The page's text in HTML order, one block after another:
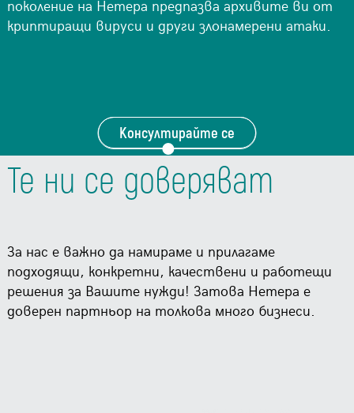
поколение на Нетера предпазва архивите ви от
криптиращи вируси и други злонамерени атаки.
Консултирайте се
Те ни се доверяват
За нас е важно да намираме и прилагаме
подходящи, конкретни, качествени и работещи
решения за Вашите нужди! Затова Нетера е
доверен партньор на толкова много бизнеси.